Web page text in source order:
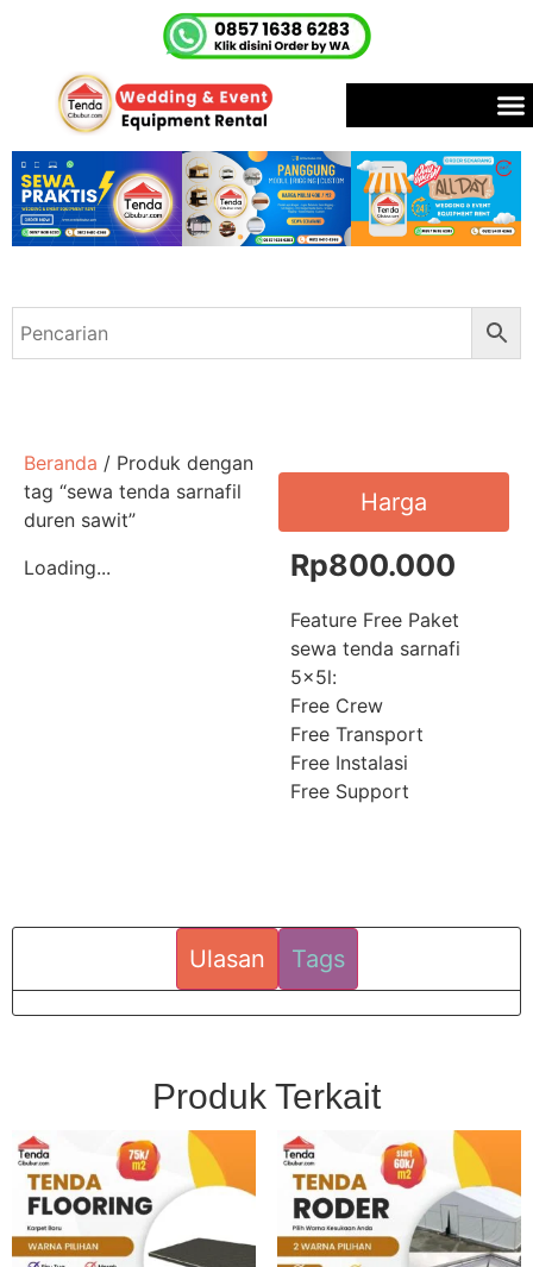
Beranda / Produk dengan
tag “sewa tenda sarnafil
duren sawit”
Loading...
Harga
Rp800.000
Feature Free Paket
sewa tenda sarnafi
5x5l:
Free Crew
Free Transport
Free Instalasi
Free Support
Ulasan Tags
Produk Terkait